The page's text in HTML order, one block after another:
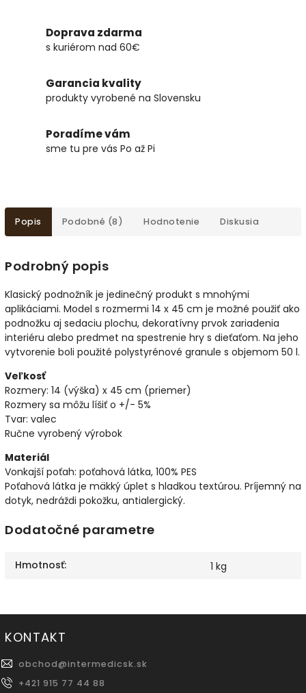
Doprava zdarma
s kuriérom nad 60€
Garancia kvality
produkty vyrobené na Slovensku
Poradíme vám
sme tu pre vás Po až Pi
Popis Podobné (8) Hodnotenie Diskusia
Podrobný popis
Klasický podnožník je jedinečný produkt s mnohými
aplikáciami. Model s rozmermi 14 x 45 cm je možné použiť ako
podnožku aj sedaciu plochu, dekoratívny prvok zariadenia
interiéru alebo predmet na spestrenie hry s dieťaťom. Na jeho
vytvorenie boli použité polystyrénové granule s objemom 50 l.
Veľkosť
Rozmery: 14 (výška) x 45 cm (priemer)
Rozmery sa môžu líšiť o +/- 5%
Tvar: valec
Ručne vyrobený výrobok
Materiál
Vonkajší poťah: poťahová látka, 100% PES
Poťahová látka je mäkký úplet s hladkou textúrou. Príjemný na
dotyk, nedráždi pokožku, antialergický.
Dodatočné parametre
Hmotnosť: 1 kg
KONTAKT
obchod@intermedicsk.sk
+421 915 77 44 88